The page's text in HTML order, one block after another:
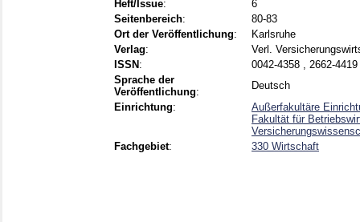
Heft/Issue:
6
Seitenbereich:
80-83
Ort der Veröffentlichung:
Karlsruhe
Verlag:
Verl.
ISSN :
0042-4358 , 2662-4419
Sprache der
Veröffentlichung:
Deutsch
Einrichtung:
Außerfakultäre
Fakultät für
Fachgebiet: 330 Wirtschaft